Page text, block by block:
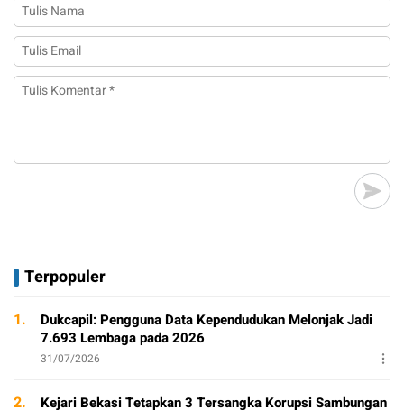
Terpopuler
1.
Dukcapil: Pengguna Data Kependudukan Melonjak Jadi
7.693 Lembaga pada 2026
31/07/2026
2.
Kejari Bekasi Tetapkan 3 Tersangka Korupsi Sambungan